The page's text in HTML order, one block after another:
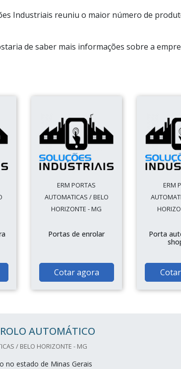
Industriais reuniu o maior número de
de saber mais informações sobre a
ERM PORTAS
AUTOMATICAS / BELO
HORIZONTE - MG
Portas de enrolar
Cotar agora
ERM
Porta
AUTOMÁTICO
/ BELO HORIZONTE - MG
no estado de Minas Gerais